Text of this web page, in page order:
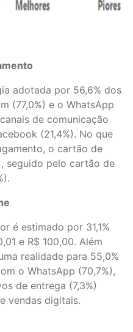
adotada por 56,6% dos
(77,0%) e o WhatsApp
de comunicação
(21,4%). No que
o cartão de
seguido pelo cartão de
é estimado por 31,1%
e R$ 100,00. Além
realidade para 55,0%
o WhatsApp (70,7%),
de entrega (7,3%)
vendas digitais.